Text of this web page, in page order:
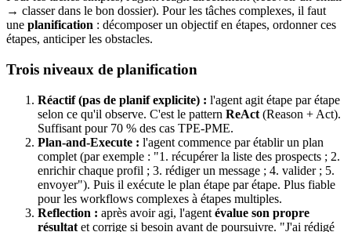
→ classer dans le bon dossier). Pour les tâches complexes, il faut
une planification : décomposer un objectif en étapes, ordonner ces
étapes, anticiper les obstacles.
Trois niveaux de planification
Réactif (pas de planif explicite) : l'agent agit étape par étape
selon ce qu'il observe. C'est le pattern ReAct (Reason + Act).
Suffisant pour 70 % des cas TPE-PME.
Plan-and-Execute : l'agent commence par établir un plan
complet (par exemple : "1. récupérer la liste des prospects ; 2.
enrichir chaque profil ; 3. rédiger un message ; 4. valider ; 5.
envoyer"). Puis il exécute le plan étape par étape. Plus fiable
pour les workflows complexes à étapes multiples.
Reflection : après avoir agi, l'agent évalue son propre
résultat et corrige si besoin avant de poursuivre. "J'ai rédigé